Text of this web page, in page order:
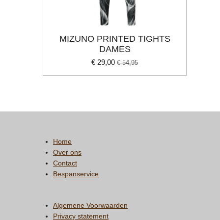
MIZUNO PRINTED TIGHTS
DAMES
€ 29,00 € 54,95
Home
Over ons
Contact
Bespanservice
Algemene Voorwaarden
Privacy statement